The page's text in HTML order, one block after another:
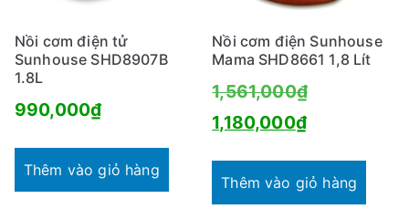
Nồi cơm điện tử
Sunhouse SHD8907B
1.8L
990,000₫
Thêm vào giỏ hàng
Nồi cơm điện Sunhouse
Mama SHD8661 1,8 Lít
1,561,000₫Giá
gốc
1,561,000₫.
1,180,000₫Giá
tại
Thêm vào giỏ hàng